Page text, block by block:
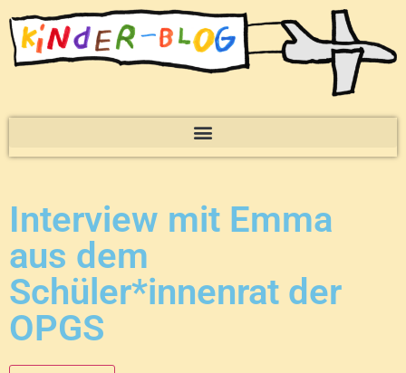
Interview mit Emma
aus dem
Schüler*innenrat der
OPGS